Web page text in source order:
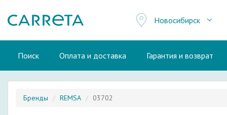
Новосибирск
Поиск Оплата и доставка Гарантия и возврат
Бренды REMSA 03702